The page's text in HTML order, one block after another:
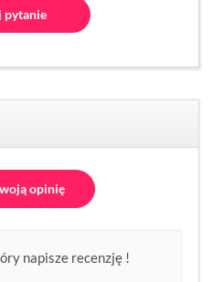
pytanie
opinię
napisze recenzję !